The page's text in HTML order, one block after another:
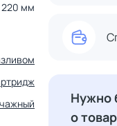
220 мм
Нужно
о